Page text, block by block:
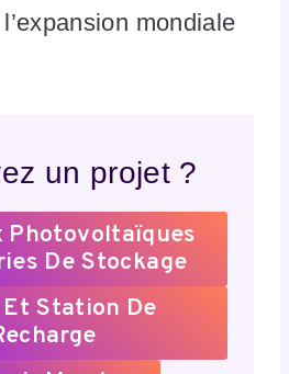
mondiale
un projet ?
Photovoltaïques
De Stockage
Station De